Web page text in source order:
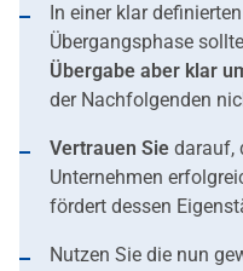
In einer klar
Übergangsphase
Übergabe aber klar
der Nachfolgenden
Vertrauen Sie darauf,
Unternehmen
fördert dessen
Nutzen Sie die nun